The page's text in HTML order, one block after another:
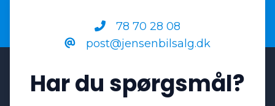
Kørecomputer
78 70 28 08
post@jensenbilsalg.dk
Har du spørgsmål?